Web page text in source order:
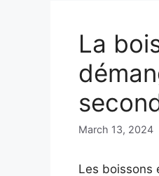
La
March 13, 2024
Les boissons